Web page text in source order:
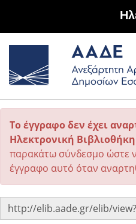
Το έγγραφο δεν έχει
Ηλεκτρονική
παρακάτω σύνδεσμο ώστε
έγγραφο αυτό όταν